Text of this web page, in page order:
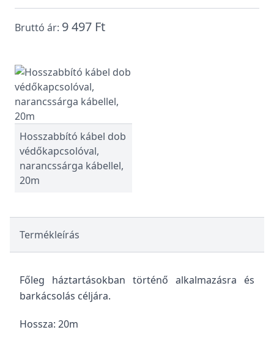
Bruttó ár: 9 497 Ft
Hosszabbító kábel dob
védőkapcsolóval,
narancssárga kábellel,
20m
Termékleírás
Főleg háztartásokban történő alkalmazásra és
barkácsolás céljára.
Hossza: 20m